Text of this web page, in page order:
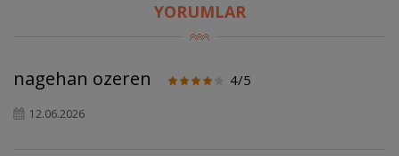
YORUMLAR
nagehan ozeren 4/5
12.06.2026